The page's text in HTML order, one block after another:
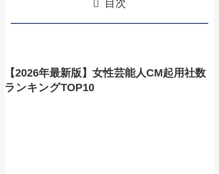
目次
【2026年最新版】女性芸能人CM起用社数
ランキングTOP10